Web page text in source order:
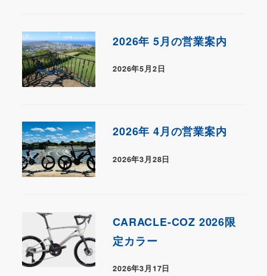
2026年 5月の営業案内
2026年5月2日
2026年 4月の営業案内
2026年3月28日
CARACLE-COZ 2026限
定カラー
2026年3月17日